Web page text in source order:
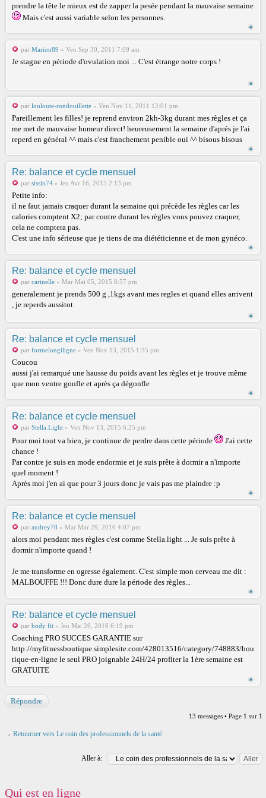
prendre la tête le mieux est de zapper la pesée pendant la mauvaise semaine
Mais c'est aussi variable selon les personnes.
par Marion89 » Ven Sep 30, 2011 7:09 am
Je stagne en période d'ovulation moi ... C'est étrange notre corps !
par louloute-rondouillette » Ven Nov 11, 2011 12:01 pm
Pareillement les filles! je reprend environ 2kh-3kg durant mes règles et ça
me met de mauvaise humeur direct! heureusement la semaine d'aprés je l'ai
reperd en général ^^ mais c'est franchement penible oui ^^ bisous bisous
Re: balance et cycle mensuel
par sissin74 » Jeu Avr 16, 2015 2:13 pm
Petite info:
il ne faut jamais craquer durant la semaine qui précède les règles car les
calories comptent X2; par contre durant les règles vous pouvez craquer,
cela ne comptera pas.
C'est une info sérieuse que je tiens de ma diététicienne et de mon gynéco.
Re: balance et cycle mensuel
par carinelle » Mar Mai 05, 2015 8:57 pm
generalement je prends 500 g ,1kgs avant mes regles et quand elles arrivent
, je reperds aussitot
Re: balance et cycle mensuel
par formelongiligne » Ven Nov 13, 2015 1:35 pm
Coucou
aussi j'ai remarqué une hausse du poids avant les règles et je trouve même
que mon ventre gonfle et après ça dégonfle
Re: balance et cycle mensuel
par Stella.Light » Ven Nov 13, 2015 6:25 pm
Pour moi tout va bien, je continue de perdre dans cette période
J'ai cette
chance !
Par contre je suis en mode endormie et je suis prête à dormir a n'importe
quel moment !
Après moi j'en ai que pour 3 jours donc je vais pas me plaindre :p
Re: balance et cycle mensuel
par audrey78 » Mar Mar 29, 2016 4:07 pm
alors moi pendant mes règles c'est comme Stella.light ... Je suis prête à
dormir n'importe quand !
Je me transforme en ogresse également. C'est simple mon cerveau me dit :
MALBOUFFE !!! Donc dure dure la période des règles...
Re: balance et cycle mensuel
par body fit » Jeu Mai 26, 2016 6:19 pm
Coaching PRO SUCCES GARANTIE sur
http://myfitnessboutique.simplesite.com/428013516/category/748883/bou
tique-en-ligne le seul PRO joignable 24H/24 profiter la 1ère semaine est
GRATUITE
Répondre
13 messages • Page 1 sur 1
Retourner vers Le coin des professionnels de la santé
Aller à:
Qui est en ligne